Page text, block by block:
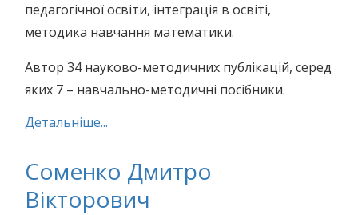
педагогічної освіти, інтеграція в освіті,
методика навчання математики.
Автор 34 науково-методичних публікацій, серед
яких 7 – навчально-методичні посібники.
Детальніше...
Соменко Дмитро
Вікторович